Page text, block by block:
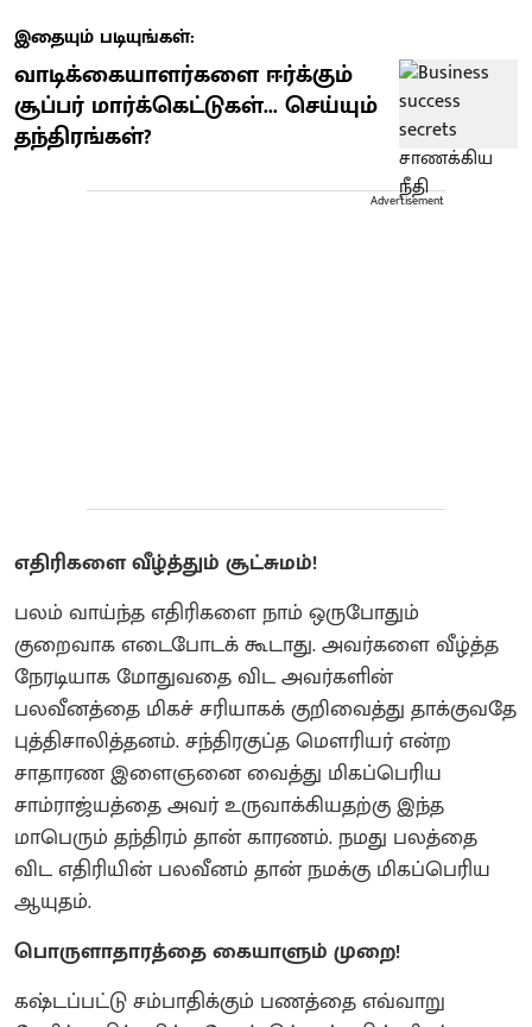
இதையும் படியுங்கள்:
வாடிக்கையாளர்களை ஈர்க்கும்
சூப்பர் மார்க்கெட்டுகள்... செய்யும்
தந்திரங்கள்?
Advertisement
எதிரிகளை வீழ்த்தும் சூட்சுமம்!
பலம் வாய்ந்த எதிரிகளை நாம் ஒருபோதும்
குறைவாக எடைபோடக் கூடாது. அவர்களை வீழ்த்த
நேரடியாக மோதுவதை விட அவர்களின்
பலவீனத்தை மிகச் சரியாகக் குறிவைத்து தாக்குவதே
புத்திசாலித்தனம். சந்திரகுப்த மௌரியர் என்ற
சாதாரண இளைஞனை வைத்து மிகப்பெரிய
சாம்ராஜ்யத்தை அவர் உருவாக்கியதற்கு இந்த
மாபெரும் தந்திரம் தான் காரணம். நமது பலத்தை
விட எதிரியின் பலவீனம் தான் நமக்கு மிகப்பெரிய
ஆயுதம்.
பொருளாதாரத்தை கையாளும் முறை!
கஷ்டப்பட்டு சம்பாதிக்கும் பணத்தை எவ்வாறு